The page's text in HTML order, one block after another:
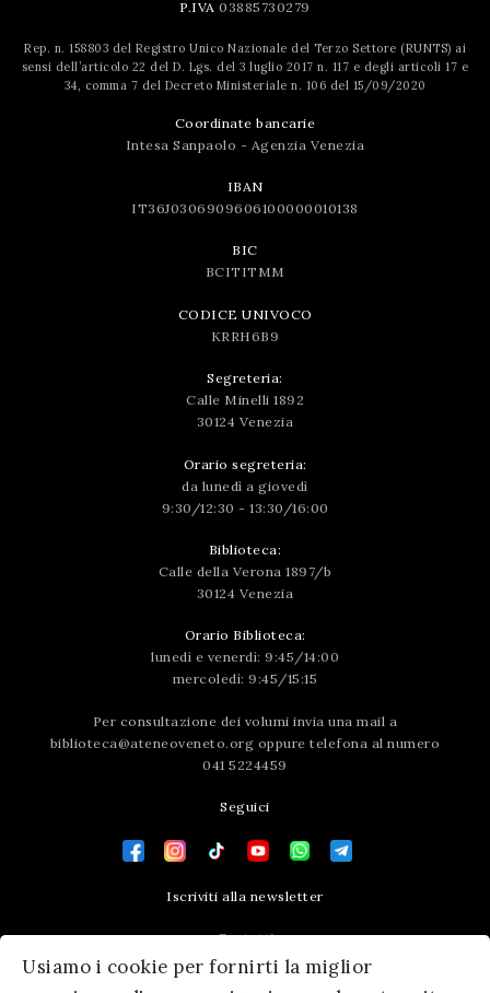
Usiamo i cookie per fornirti la miglior
P.IVA 03885730279
Rep. n. 158803 del Registro Unico Nazionale del Terzo Settore (RUNTS) ai
sensi dell’articolo 22 del D. Lgs. del 3 luglio 2017 n. 117 e degli articoli 17 e
34, comma 7 del Decreto Ministeriale n. 106 del 15/09/2020
Coordinate bancarie
Intesa Sanpaolo - Agenzia Venezia
IBAN
IT36J0306909606100000010138
BIC
BCITITMM
CODICE UNIVOCO
KRRH6B9
Segreteria:
Calle Minelli 1892
30124 Venezia
Orario segreteria:
da lunedì a giovedì
9:30/12:30 - 13:30/16:00
Biblioteca:
Calle della Verona 1897/b
30124 Venezia
Orario Biblioteca:
lunedì e venerdì: 9:45/14:00
mercoledì: 9:45/15:15
Per consultazione dei volumi invia una mail a
biblioteca@ateneoveneto.org oppure telefona al numero
041 5224459
Seguici
Iscriviti alla newsletter
Contatti